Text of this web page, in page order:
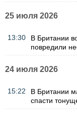
25 июля 2026
13:30
В Британии
повредили
24 июля 2026
15:22
В Британии
спасти